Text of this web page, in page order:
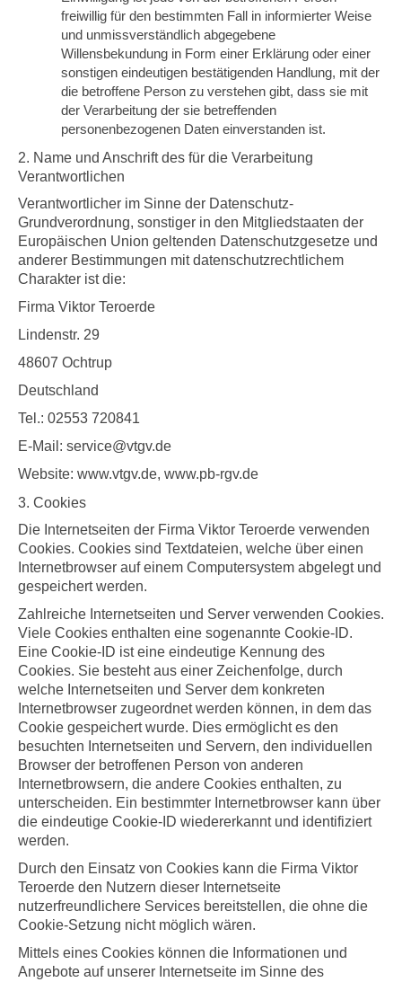
freiwillig für den bestimmten Fall in informierter Weise
und unmissverständlich abgegebene
Willensbekundung in Form einer Erklärung oder einer
sonstigen eindeutigen bestätigenden Handlung, mit der
die betroffene Person zu verstehen gibt, dass sie mit
der Verarbeitung der sie betreffenden
personenbezogenen Daten einverstanden ist.
2. Name und Anschrift des für die Verarbeitung
Verantwortlichen
Verantwortlicher im Sinne der Datenschutz-
Grundverordnung, sonstiger in den Mitgliedstaaten der
Europäischen Union geltenden Datenschutzgesetze und
anderer Bestimmungen mit datenschutzrechtlichem
Charakter ist die:
Firma Viktor Teroerde
Lindenstr. 29
48607 Ochtrup
Deutschland
Tel.: 02553 720841
E-Mail: service@vtgv.de
Website: www.vtgv.de, www.pb-rgv.de
3. Cookies
Die Internetseiten der Firma Viktor Teroerde verwenden
Cookies. Cookies sind Textdateien, welche über einen
Internetbrowser auf einem Computersystem abgelegt und
gespeichert werden.
Zahlreiche Internetseiten und Server verwenden Cookies.
Viele Cookies enthalten eine sogenannte Cookie-ID.
Eine Cookie-ID ist eine eindeutige Kennung des
Cookies. Sie besteht aus einer Zeichenfolge, durch
welche Internetseiten und Server dem konkreten
Internetbrowser zugeordnet werden können, in dem das
Cookie gespeichert wurde. Dies ermöglicht es den
besuchten Internetseiten und Servern, den individuellen
Browser der betroffenen Person von anderen
Internetbrowsern, die andere Cookies enthalten, zu
unterscheiden. Ein bestimmter Internetbrowser kann über
die eindeutige Cookie-ID wiedererkannt und identifiziert
werden.
Durch den Einsatz von Cookies kann die Firma Viktor
Teroerde den Nutzern dieser Internetseite
nutzerfreundlichere Services bereitstellen, die ohne die
Cookie-Setzung nicht möglich wären.
Mittels eines Cookies können die Informationen und
Angebote auf unserer Internetseite im Sinne des